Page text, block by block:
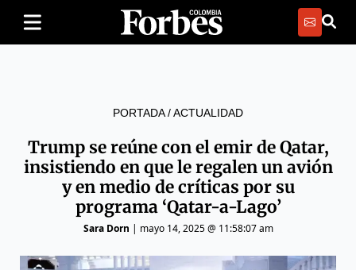
PORTADA/ACTUALIDAD
Trump se reúne con el emir de Qatar,
insistiendo en que le regalen un avión
y en medio de críticas por su
programa ‘Qatar-a-Lago’
Sara Dorn | mayo 14, 2025 @ 11:58:07 am